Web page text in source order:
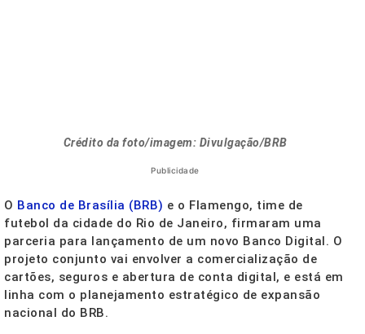
Crédito da foto/imagem: Divulgação/BRB
Publicidade
O Banco de Brasília (BRB) e o Flamengo, time de
futebol da cidade do Rio de Janeiro, firmaram uma
parceria para lançamento de um novo Banco Digital. O
projeto conjunto vai envolver a comercialização de
cartões, seguros e abertura de conta digital, e está em
linha com o planejamento estratégico de expansão
nacional do BRB.